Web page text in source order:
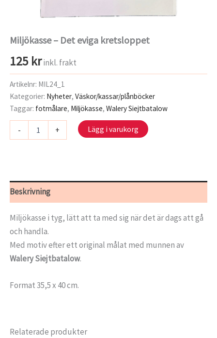
Miljökasse – Det eviga kretsloppet
125 krinkl. frakt
Artikelnr: MIL24_1
Kategorier: Nyheter, Väskor/kassar/plånböcker
Taggar: fotmålare, Miljökasse, Walery Siejtbatalow
- + Lägg i varukorg
Beskrivning
Miljökasse i tyg, lätt att ta med sig när det är dags att gå
och handla.
Med motiv efter ett original målat med munnen av
Walery Siejtbatalow.
Format 35,5 x 40 cm.
Relaterade produkter